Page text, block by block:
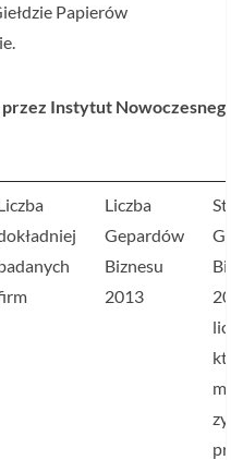
Papierów
Instytut Nowoczesnego
Liczba
Gepardów
Biznesu
2013